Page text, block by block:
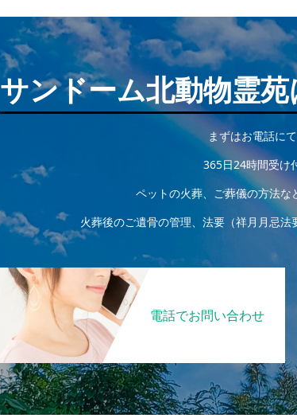
サンドーム北動物霊
まずはお電話に
365日24時間受け
ペットの火葬、ご葬儀の方法な
火葬後のご遺骨の管理、法要（祥月月忌法
電話でお問い合わせ